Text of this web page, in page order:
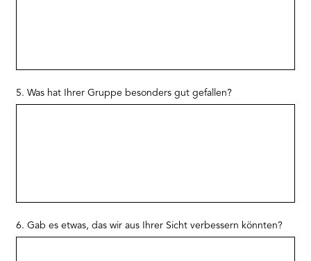
5. Was hat Ihrer Gruppe besonders gut gefallen?
6. Gab es etwas, das wir aus Ihrer Sicht verbessern könnten?